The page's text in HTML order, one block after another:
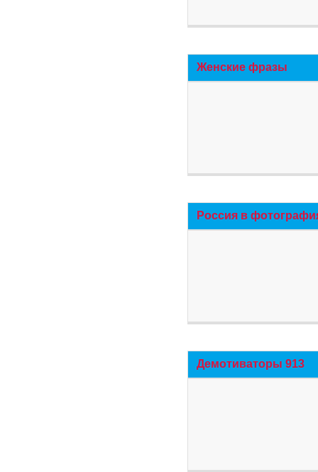
Женские фразы
Россия в
Демотиваторы 913